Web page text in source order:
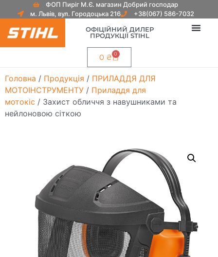
ФОП Пиріг М.Є. магазин Добрий господар
м. Львів, вул. Городоцька 216
+38(067) 586-7032
ОФІЦІЙНИЙ ДИЛЕР
ПРОДУКЦІЇ STIHL
0 ₴ 0
Головна / Продукція / ПРИЛАДДЯ ДЛЯ
МОТОІНСТРУМЕНТУ / Приладдя для
мотокіс / Захист обличчя з навушниками та
нейлоновою сіткою